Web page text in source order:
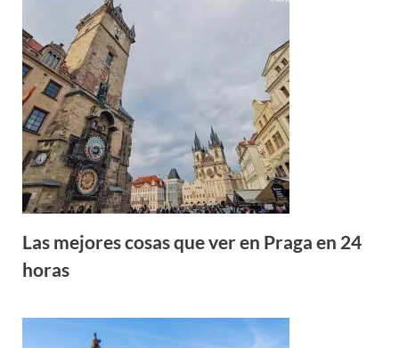
Las mejores cosas que ver en Praga en 24
horas